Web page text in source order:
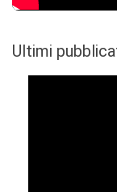
Ultimi